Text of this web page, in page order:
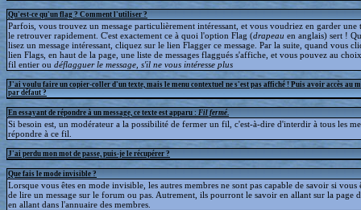
Qu'est-ce qu'un flag ? Comment l'utiliser ?
Parfois, vous trouvez un message particulièrement intéressant, et vous voudriez en garder une
le retrouver rapidement. C'est exactement ce à quoi l'option Flag (drapeau en anglais) sert !
lisez un message intéressant, cliquez sur le lien Flagger ce message. Par la suite, quand vous
lien Flags, en haut de la page, une liste de messages flaggués s'affiche, et vous pouvez au
fil entier ou déflagguerle message, s'il ne vous intéresse plus
J'ai voulu faire un copier-coller d'un texte, mais le menu contextuel ne s'est pas affiché ! Puis avoir accès au
par défaut ?
En essayant de répondre à un message, ce texte est apparu : Fil fermé
Si besoin est, un modérateur a la possibilité de fermer un fil, c'est-à-dire d'interdir à tous les
répondre à ce fil.
J'ai perdu mon mot de passe, puis-je le récupérer ?
Que fais le mode invisible ?
Lorsque vous êtes en mode invisible, les autres membres ne sont pas capable de savoir si vous
de lire un message sur le forum ou pas. Autrement, ils pourront le savoir en allant sur la page
en allant dans l'annuaire des membres.